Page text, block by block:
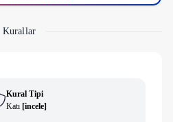
Kurallar
Kural Tipi
Katı [i̇ncele]